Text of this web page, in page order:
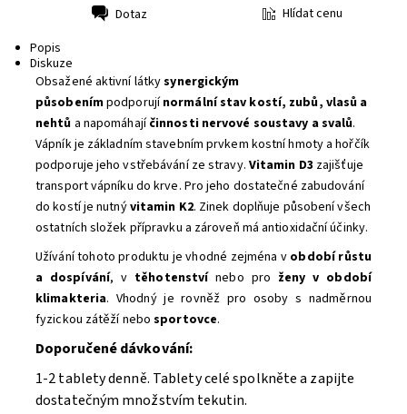
Dotaz
Hlídat cenu
Popis
Diskuze
Obsažené aktivní látkysynergickým
působenímpodporujínormální stav kostí, zubů, vlasů a
nehtů a napomáhajíčinnosti nervové soustavy a svalů.
Vápník je základním stavebním prvkem kostní hmoty a hořčík
podporuje jeho vstřebávání ze stravy. Vitamin D3 zajišťuje
transport vápníku do krve. Pro jeho dostatečné zabudování
do kostí je nutnývitamin K2. Zinek doplňuje působení všech
ostatních složek přípravku a zároveň má antioxidační účinky.
Užívání tohoto produktu je vhodné zejména v období růstu
a dospívání, v těhotenstvínebo pro ženy v období
klimakteria. Vhodný je rovněž pro osoby s nadměrnou
fyzickou zátěží nebosportovce.
Doporučené dávkování:
1-2 tablety denně. Tablety celé spolkněte a zapijte
dostatečným množstvím tekutin.